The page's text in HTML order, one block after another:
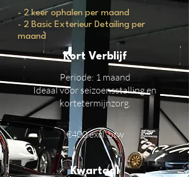
- 2 keer ophalen per maand
- 2 Basic Exterieur Detailing per
maand
Kort Verblijf
Periode: 1 maand
Ideaal voor seizoensstalling en
kortetermijnzorg.
€400 excl. btw
Kwartaal